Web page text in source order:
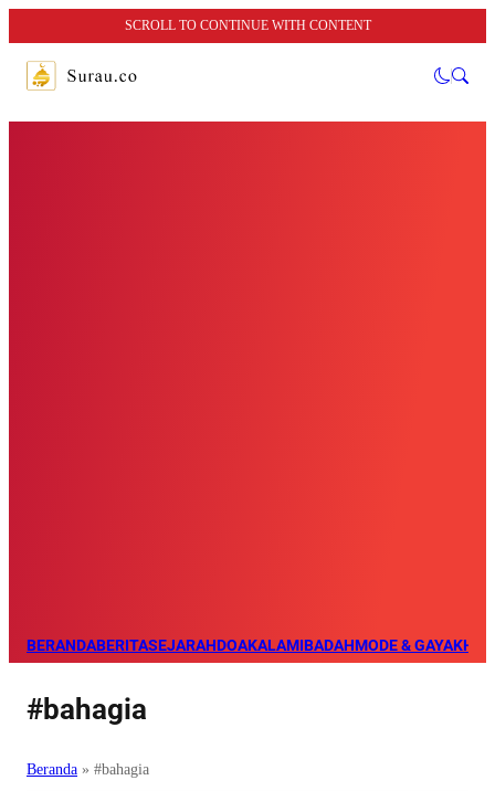
SCROLL TO CONTINUE WITH CONTENT
BERANDABERITASEJARAHDOAKALAMIBADAHMODE & GAYA
#bahagia
Beranda » #bahagia